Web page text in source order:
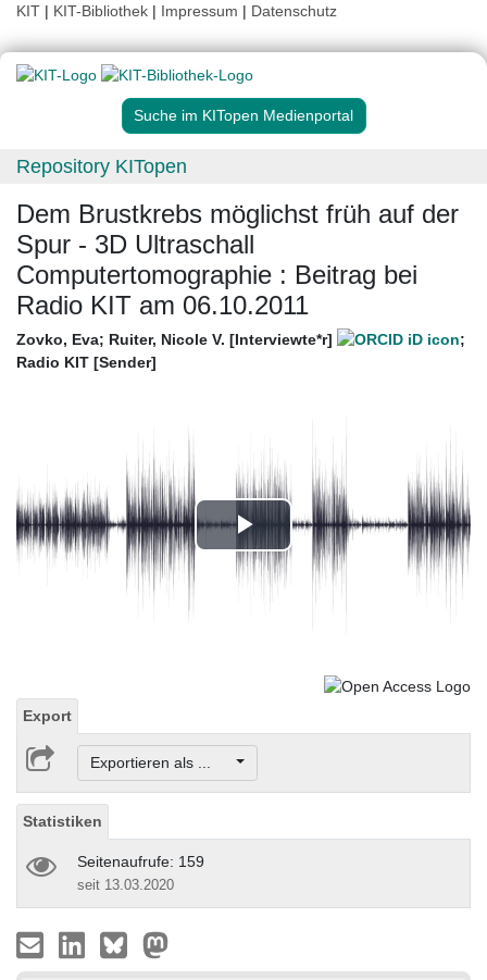
KIT | KIT-Bibliothek | Impressum | Datenschutz
Suche im KITopen Medienportal
Repository KITopen
Dem Brustkrebs möglichst früh auf der
Spur - 3D Ultraschall
Computertomographie : Beitrag bei
Radio KIT am 06.10.2011
Zovko, Eva; Ruiter, Nicole V. [Interviewte*r]
;
Radio KIT [Sender]
Play
Video
Export
Exportieren als ...
Statistiken
Seitenaufrufe: 159
seit 13.03.2020